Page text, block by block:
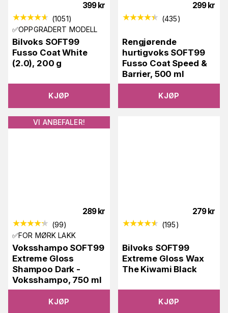
399 kr
(1051)
✅OPPGRADERT MODELL
Bilvoks SOFT99
Fusso Coat White
(2.0), 200 g
KJØP
299 kr
(435)
Rengjørende
hurtigvoks SOFT99
Fusso Coat Speed &
Barrier, 500 ml
KJØP
VI ANBEFALER!
289 kr
(99)
✅FOR MØRK LAKK
Voksshampo SOFT99
Extreme Gloss
Shampoo Dark -
Voksshampo, 750 ml
KJØP
279 kr
(195)
Bilvoks SOFT99
Extreme Gloss Wax
The Kiwami Black
KJØP